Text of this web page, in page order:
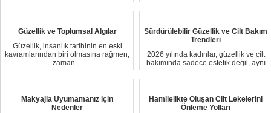
Güzellik ve Toplumsal Algılar
Güzellik, insanlık tarihinin en eski
kavramlarından biri olmasına rağmen,
zaman ...
Sürdürülebilir Güzellik ve Cilt Bakım
Trendleri
2026 yılında kadınlar, güzellik ve cilt
bakımında sadece estetik değil, aynı
Makyajla Uyumamanız için
Nedenler
Hamilelikte Oluşan Cilt Lekelerini
Önleme Yolları